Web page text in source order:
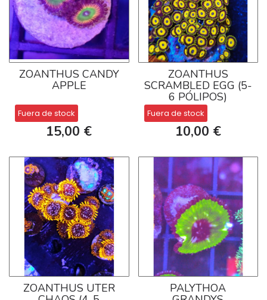
ZOANTHUS CANDY
APPLE
Fuera de stock
15,00 €
ZOANTHUS
SCRAMBLED EGG (5-
6 PÓLIPOS)
Fuera de stock
10,00 €
ZOANTHUS UTER PALYTHOA